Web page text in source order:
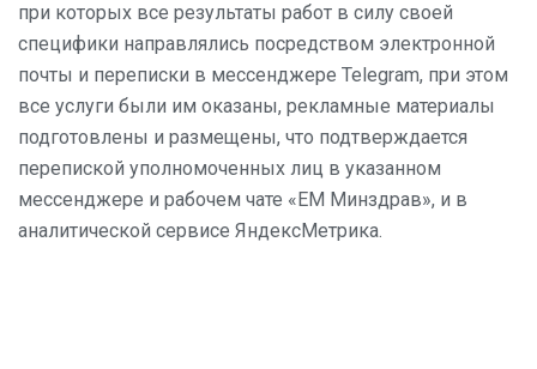
при которых все результаты работ в силу своей
специфики направлялись посредством электронной
почты и переписки в мессенджере Telegram, при этом
все услуги были им оказаны, рекламные материалы
подготовлены и размещены, что подтверждается
перепиской уполномоченных лиц в указанном
мессенджере и рабочем чате «ЕМ Минздрав», и в
аналитической сервисе ЯндексМетрика.